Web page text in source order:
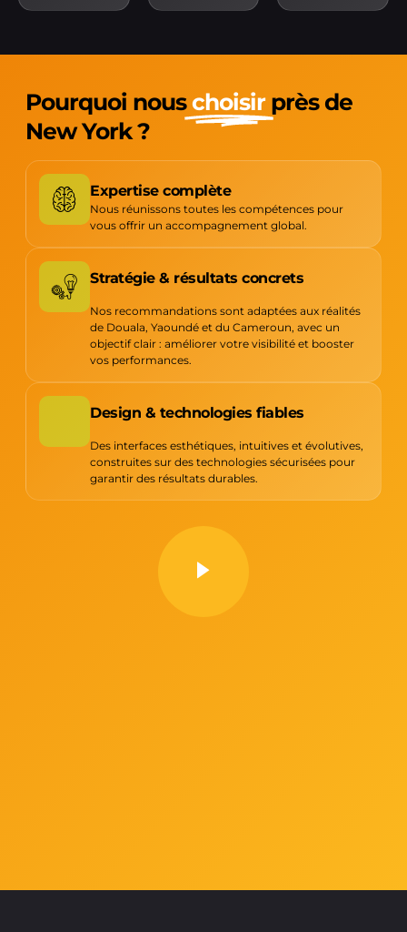
Pourquoi nouschoisir près de
New York ?
Expertise complète
Nous réunissons toutes les compétences pour
vous offrir un accompagnement global.
Stratégie & résultats concrets
Nos recommandations sont adaptées aux réalités
de Douala, Yaoundé et du Cameroun, avec un
objectif clair : améliorer votre visibilité et booster
vos performances.
Design & technologies fiables
Des interfaces esthétiques, intuitives et évolutives,
construites sur des technologies sécurisées pour
garantir des résultats durables.